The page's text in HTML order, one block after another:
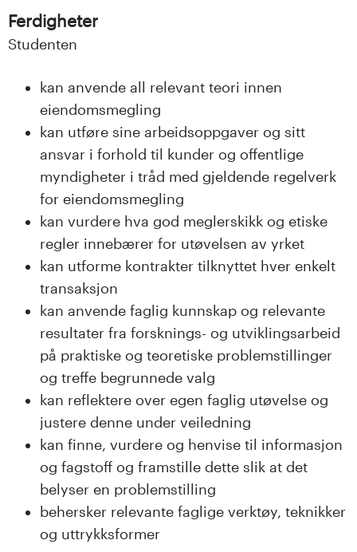
a
n
Ferdigheter
Studenten
kan anvende all relevant teori innen
eiendomsmegling
kan utføre sine arbeidsoppgaver og sitt
ansvar i forhold til kunder og offentlige
myndigheter i tråd med gjeldende regelverk
for eiendomsmegling
kan vurdere hva god meglerskikk og etiske
regler innebærer for utøvelsen av yrket
kan utforme kontrakter tilknyttet hver enkelt
transaksjon
kan anvende faglig kunnskap og relevante
resultater fra forsknings- og utviklingsarbeid
på praktiske og teoretiske problemstillinger
og treffe begrunnede valg
kan reflektere over egen faglig utøvelse og
justere denne under veiledning
kan finne, vurdere og henvise til informasjon
og fagstoff og framstille dette slik at det
belyser en problemstilling
behersker relevante faglige verktøy, teknikker
og uttrykksformer